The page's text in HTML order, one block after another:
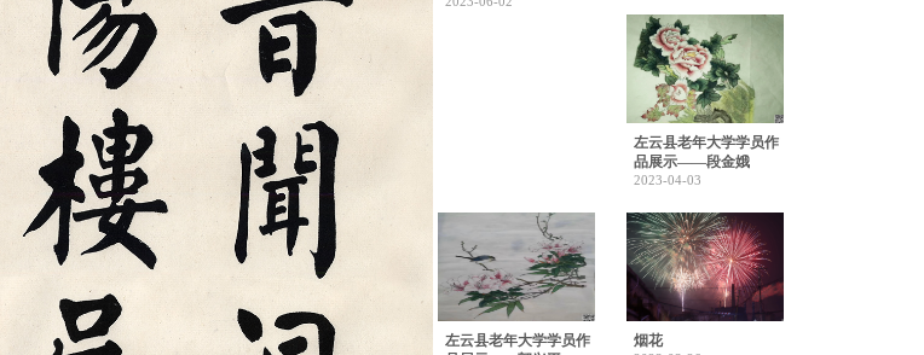
左云县老年大学学员作
品展示——段金娥
2023-04-03
左云县老年大学学员作
烟花